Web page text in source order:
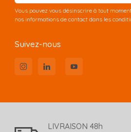
Vous pouvez vous désinscrire à tout
nos informations de contact dans les
Suivez-nous
LIVRAISON 48h